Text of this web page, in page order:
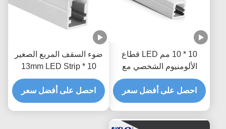
10 * 10 مم LED قطاع
الألومنيوم الشخصي مع
غطاء الناشر PMMA PC
احصل على أفضل سعر
ضوء السقف المربع الصغير
10 * 13mm LED Strip
Channel مع الناشر
احصل على أفضل سعر